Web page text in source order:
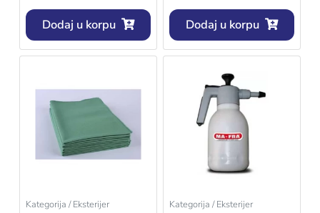
Dodaj u korpu Dodaj u korpu
Kategorija / Eksterijer Kategorija / Eksterijer